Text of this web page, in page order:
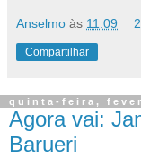
Anselmo às 11:09
Compartilhar
quinta-feira,
Agora vai:
Barueri